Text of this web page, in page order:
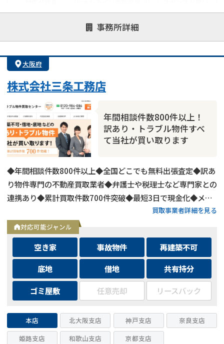
事務所詳細
士業連携有り
大阪府
株式会社三条工務店
年間相談件数800件以上！
訳あり・トラブル物件すべ
て当社が買い取ります
◆年間相談件数800件以上◆全国どこでも無料出張査定◆訳あ
り物件専門の不動産買取業者◆弁護士や税理士など専門家との
連携あり◆累計買取件数700件突破◆最短3日で現金化◆メー
買取事業者詳細を見る
対応可能ジャンル
空き家 事故物件
再建築不可
底地
借地
共有持分
ゴミ屋敷
任意売却 リースバック
本店 北大阪支店 神戸支店
奈良支店
姫路支店
和歌山支店 京都支店